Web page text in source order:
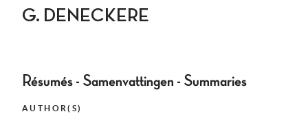
G. DENECKERE
Résumés - Samenvattingen - Summaries
AUTHOR(S)